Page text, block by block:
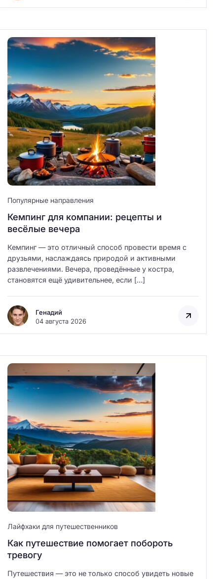
Популярные направления
Кемпинг для компании: рецепты и
весёлые вечера
Кемпинг — это отличный способ провести время с
друзьями, наслаждаясь природой и активными
развлечениями. Вечера, проведённые у костра,
становятся ещё удивительнее, если […]
Генадий
04 августа 2026
Лайфхаки для путешественников
Как путешествие помогает побороть
тревогу
Путешествия — это не только способ увидеть новые